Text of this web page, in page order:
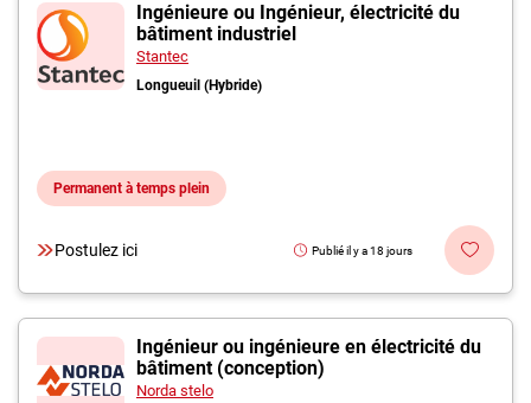
Ingénieure ou Ingénieur, électricité du
bâtiment industriel
Stantec
Longueuil (Hybride)
Permanent à temps plein
Postulez ici Publié il y a 18 jours
Ingénieur ou ingénieure en électricité du
bâtiment (conception)
Norda stelo